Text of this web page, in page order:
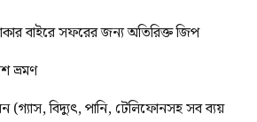
বাইরে সফরের জন্য অতিরিক্ত জিপ
ভ্রমণ
(গ্যাস, বিদ্যুৎ, পানি, টেলিফোনসহ সব ব্যয়